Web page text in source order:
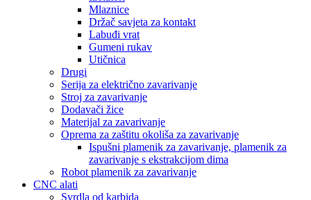
Mlaznice
Držač savjeta za kontakt
Labuđi vrat
Gumeni rukav
Utičnica
Drugi
Serija za električno zavarivanje
Stroj za zavarivanje
Dodavači žice
Materijal za zavarivanje
Oprema za zaštitu okoliša za zavarivanje
Ispušni plamenik za zavarivanje, plamenik za
zavarivanje s ekstrakcijom dima
Robot plamenik za zavarivanje
CNC alati
Svrdla od karbida